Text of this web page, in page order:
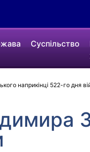
Суспільство
наприкінці 522-го дня